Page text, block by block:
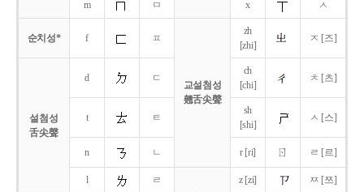
m ㅁ x ㅅ
순치성* f ㅍ
교설첨성
翹舌尖聲
zh
[zhi]
ㅈ [즈]
설첨성
舌尖聲
d ㄷ
ch
[chi]
ㅊ [츠]
t ㅌ
sh
[shi]
ㅅ [스]
n ㄴ r [ri] ㄖ ㄹ [르]
l
ㄹ
z [zi] ㅉ [쯔]